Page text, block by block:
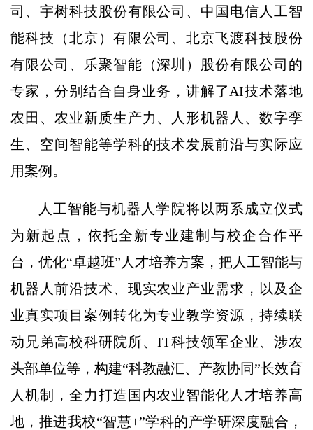
司、宇树科技股份有限公司、中国电信人工智
能科技（北京）有限公司、北京飞渡科技股份
有限公司、乐聚智能（深圳）股份有限公司的
专家，分别结合自身业务，讲解了AI技术落地
农田、农业新质生产力、人形机器人、数字孪
生、空间智能等学科的技术发展前沿与实际应
用案例。
人工智能与机器人学院将以两系成立仪式
为新起点，依托全新专业建制与校企合作平
台，优化“卓越班”人才培养方案，把人工智能与
机器人前沿技术、现实农业产业需求，以及企
业真实项目案例转化为专业教学资源，持续联
动兄弟高校科研院所、IT科技领军企业、涉农
头部单位等，构建“科教融汇、产教协同”长效育
人机制，全力打造国内农业智能化人才培养高
地，推进我校“智慧+”学科的产学研深度融合，